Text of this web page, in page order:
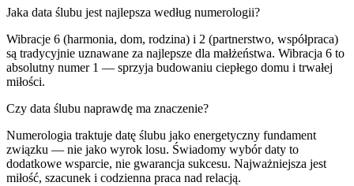
Jaka data ślubu jest najlepsza według numerologii?
Wibracje 6 (harmonia, dom, rodzina) i 2 (partnerstwo, współpraca)
są tradycyjnie uznawane za najlepsze dla małżeństwa. Wibracja 6 to
absolutny numer 1 — sprzyja budowaniu ciepłego domu i trwałej
miłości.
Czy data ślubu naprawdę ma znaczenie?
Numerologia traktuje datę ślubu jako energetyczny fundament
związku — nie jako wyrok losu. Świadomy wybór daty to
dodatkowe wsparcie, nie gwarancja sukcesu. Najważniejsza jest
miłość, szacunek i codzienna praca nad relacją.